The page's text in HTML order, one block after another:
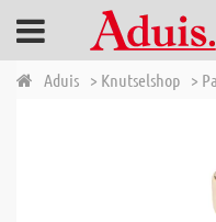
Aduis > Knutselshop >